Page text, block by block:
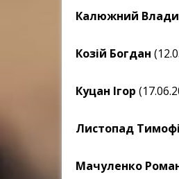
Калюжний
Козій Богдан
Куцан Ігор
Листопад
Мачуленко